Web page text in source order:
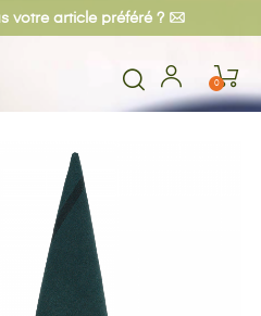
votre article préféré ?
0